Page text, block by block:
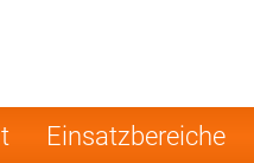
Einsatzbereiche
Norway